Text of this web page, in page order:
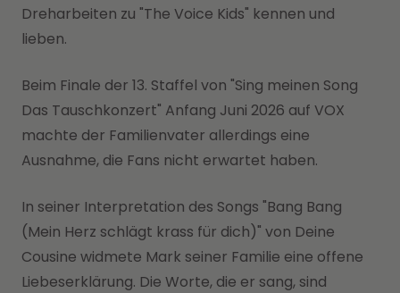
Dreharbeiten zu "The Voice Kids" kennen und
lieben.
Beim Finale der 13. Staffel von "Sing meinen Song
Das Tauschkonzert" Anfang Juni 2026 auf VOX
machte der Familienvater allerdings eine
Ausnahme, die Fans nicht erwartet haben.
In seiner Interpretation des Songs "Bang Bang
(Mein Herz schlägt krass für dich)" von Deine
Cousine widmete Mark seiner Familie eine offene
Liebeserklärung. Die Worte, die er sang, sind